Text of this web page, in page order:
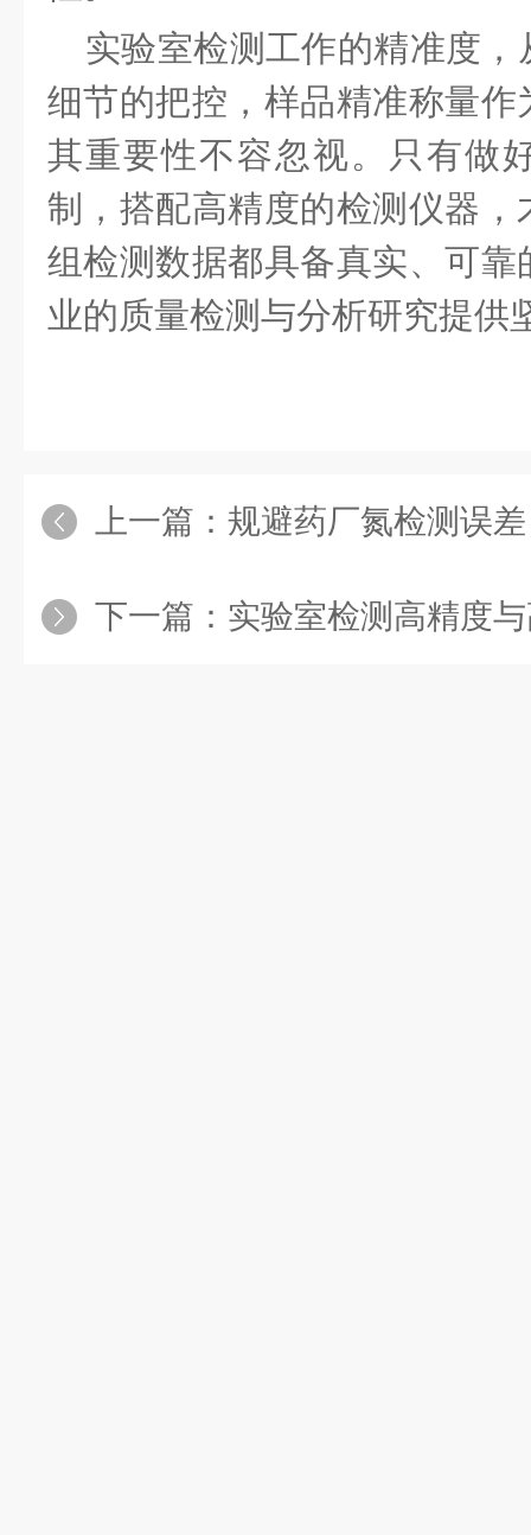
实验室检测工作的精准度
细节的把控，样品精准称量
其重要性不容忽视。只有做
制，搭配高精度的检测仪器
组检测数据都具备真实、可
业的质量检测与分析研究提供
上一篇： 规避药厂氮检测误差，
下一篇： 实验室检测高精度与